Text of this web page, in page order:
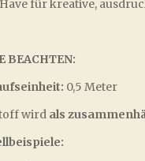
für kreative,
BEACHTEN:
0,5 Meter
wird als